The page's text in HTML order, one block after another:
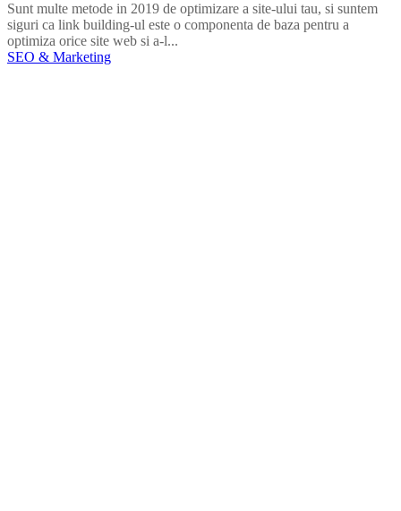
Sunt multe metode in 2019 de optimizare a site-ului tau, si suntem
siguri ca link building-ul este o componenta de baza pentru a
optimiza orice site web si a-l...
SEO & Marketing